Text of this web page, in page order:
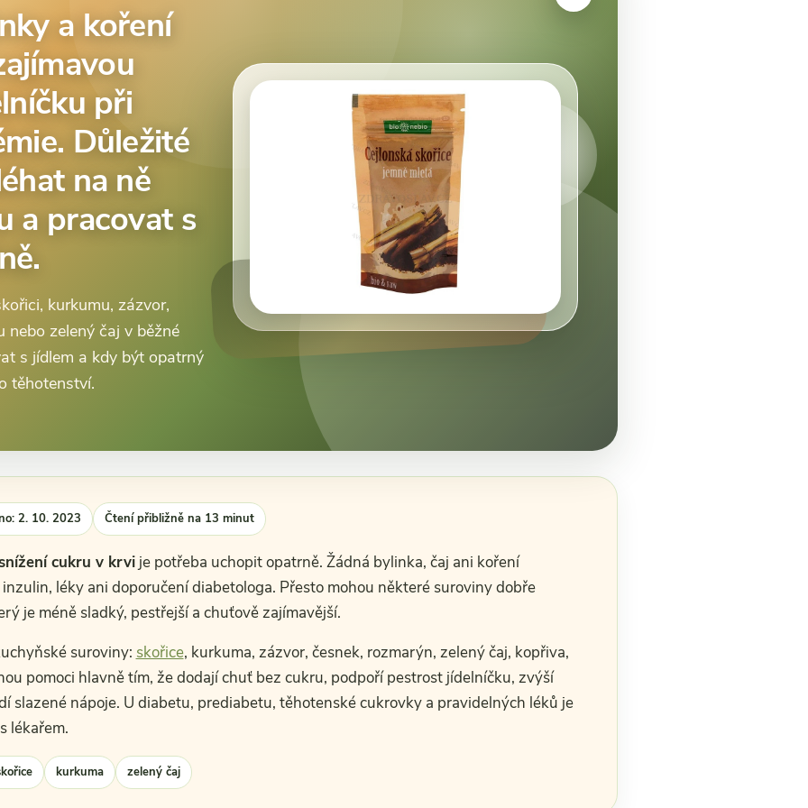
a koření
při
Důležité
na ně
a pracovat s
kurkumu, zázvor,
nebo zelený čaj v běžné
s jídlem a kdy být opatrný
těhotenství.
2. 10. 2023 Čtení přibližně na 13 minut
cukru v krvije potřeba uchopit opatrně. Žádná bylinka, čaj ani koření
léky ani doporučení diabetologa. Přesto mohou některé suroviny dobře
je méně sladký, pestřejší a chuťově zajímavější.
suroviny: skořice, kurkuma, zázvor, česnek, rozmarýn, zelený čaj, kopřiva,
pomoci hlavně tím, že dodají chuť bez cukru, podpoří pestrost jídelníčku, zvýší
slazené nápoje. U diabetu, prediabetu, těhotenské cukrovky a pravidelných léků je
lékařem.
kurkuma zelený čaj